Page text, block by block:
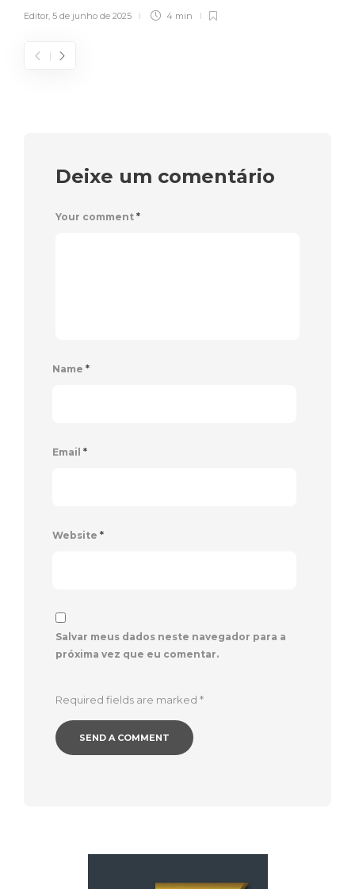
Editor, 5 de junho de 2025 4 min
Deixe um comentário
Your comment *
Name *
Email *
Website *
Salvar meus dados neste navegador para a
próxima vez que eu comentar.
Required fields are marked *